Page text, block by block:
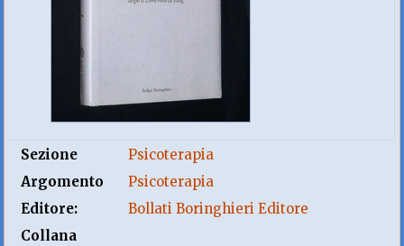
Sezione
Psicoterapia
Argomento
Psicoterapia
Editore:
Bollati Boringhieri Editore
Collana